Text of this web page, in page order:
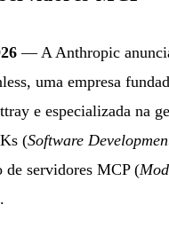
— A Anthropic
uma empresa
e especializada na
(Software
de servidores MCP (